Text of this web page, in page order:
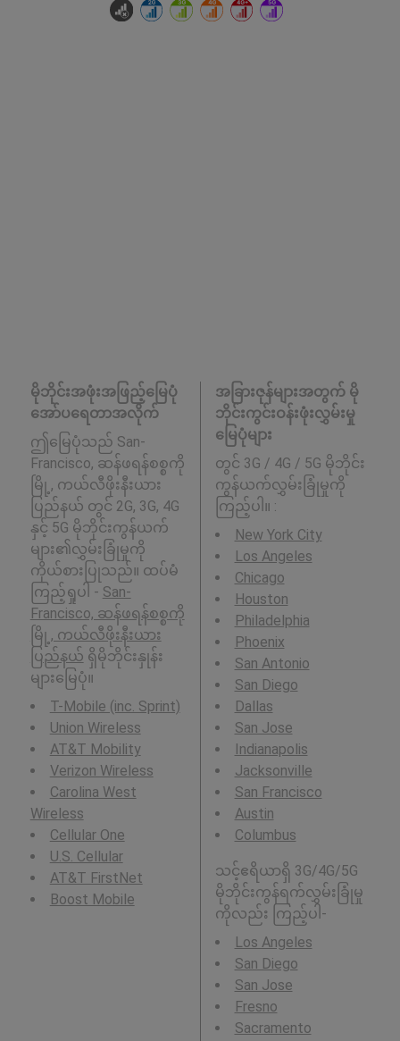
မိုဘိုင်းအဖုံးအဖြည့်မြေပုံ
အော်ပရေတာအလိုက်
ဤမြေပုံသည် San-
Francisco, ဆန်ဖရန်စစ္စကို
မြို့, ကယ်လီဖိုးနီးယား
ပြည်နယ် တွင် 2G, 3G, 4G
နှင့် 5G မိုဘိုင်းကွန်ယက်
များ၏လွှမ်းခြုံမှုကို
ကိုယ်စားပြုသည်။ ထပ်မံ
ကြည့်ရှုပါ - San-
Francisco, ဆန်ဖရန်စစ္စကို
မြို့, ကယ်လီဖိုးနီးယား
ပြည်နယ် ရှိမိုဘိုင်းနှုန်း
များမြေပုံ။
T-Mobile (inc. Sprint)
Union Wireless
AT&T Mobility
Verizon Wireless
Carolina West
Wireless
Cellular One
U.S. Cellular
AT&T FirstNet
Boost Mobile
အခြားဇုန်များအတွက် မို
ဘိုင်းကွင်းဝန်းဖုံးလွှမ်းမှု
မြေပုံများ
တွင် 3G / 4G / 5G မိုဘိုင်း
ကွန်ယက်လွှမ်းခြုံမှုကို
ကြည့်ပါ။ :
New York City
Los Angeles
Chicago
Houston
Philadelphia
Phoenix
San Antonio
San Diego
Dallas
San Jose
Indianapolis
Jacksonville
San Francisco
Austin
Columbus
သင့်ဧရိယာရှိ 3G/4G/5G
မိုဘိုင်းကွန်ရက်လွှမ်းခြုံမှု
ကိုလည်း ကြည့်ပါ-
Los Angeles
San Diego
San Jose
Fresno
Sacramento